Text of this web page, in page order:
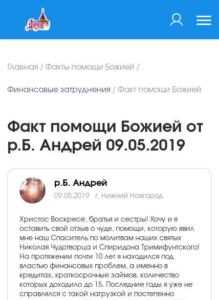
Главная / Факты помощи Божией /
Финансовые затруднения / Факт помощи Божией
Факт помощи Божией от
р.Б. Андрей 09.05.2019
р.Б. Андрей
09.05.2019 г. Нижний Новгород
Христос Воскресе, братья и сестры! Хочу и я
оставить свой отзыв о чуде, помощи, которую явил
мне наш Спаситель по молитвам наших святых
Николая Чудотворца и Спиридона Тримифунтского!
На протяжении почти 10 лет я находился под
властью финансовых проблем, а именно в
кредитах, краткосрочные займов, количество
которых доходило до 15. Последние годы я уже не
справлялся с такой нагрузкой и постепенно